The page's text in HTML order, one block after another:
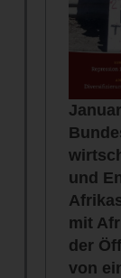
und
mit
der
von